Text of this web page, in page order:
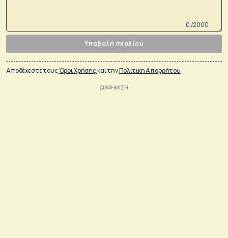
0 /2000
Υποβολή σχολίου
Αποδέχεστε τουςΌροι Χρήσηςκαι τηνΠολιτικη Απορρήτου